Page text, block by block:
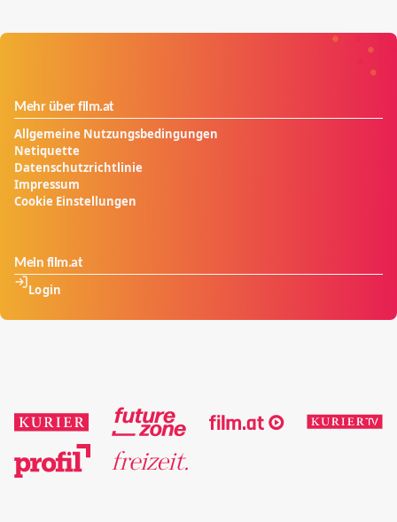
Mehr über film.at
Allgemeine Nutzungsbedingungen
Netiquette
Datenschutzrichtlinie
Impressum
Cookie Einstellungen
Mein film.at
Login